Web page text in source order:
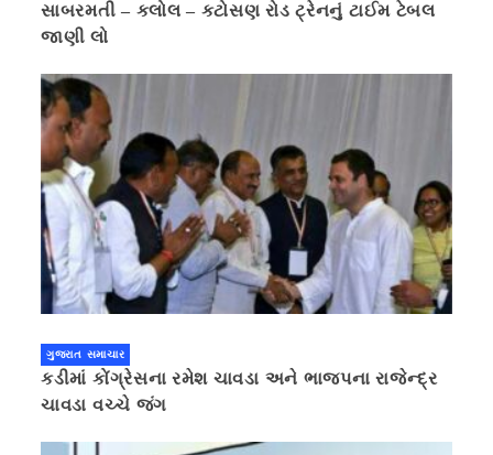
સાબરમતી – કલોલ – કટોસણ રોડ ટ્રેનનું ટાઈમ ટેબલ
જાણી લો
ગુજરાત સમાચાર
કડીમાં કોંગ્રેસના રમેશ ચાવડા અને ભાજપના રાજેન્દ્ર
ચાવડા વચ્ચે જંગ